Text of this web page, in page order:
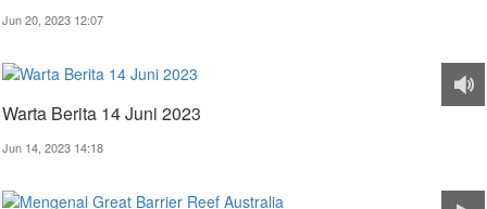
Jun 20, 2023 12:07
Warta Berita 14 Juni 2023
Jun 14, 2023 14:18